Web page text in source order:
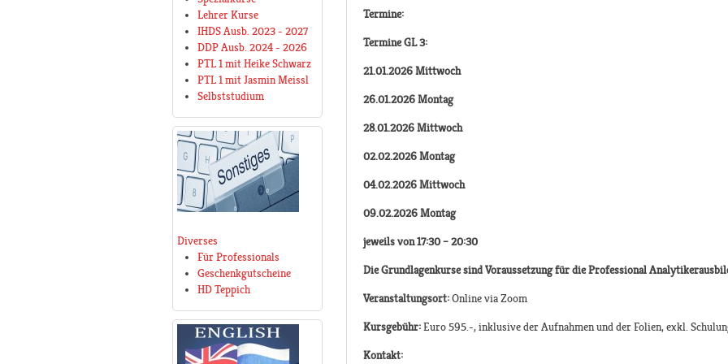
Termine:
Termine GL 3:
21.01.2026 Mittwoch
26.01.2026 Montag
28.01.2026 Mittwoch
02.02.2026 Montag
04.02.2026 Mittwoch
09.02.2026 Montag
jeweils von 17:30 – 20:30
Die Grundlagenkurse sind Voraussetzung für die Professional
Veranstaltungsort:Online via Zoom
Kursgebühr:Euro 595.-, inklusive der Aufnahmen und der Folien, exkl.
Kontakt:
Lehrer Kurse
IHDS Ausb. 2023 - 2027
DDP Ausb. 2024 - 2026
PTL 1 mit Heike Schwarz
PTL 1 mit Jasmin Meissl
Selbststudium
Diverses
Für Professionals
Geschenkgutscheine
HD Teppich